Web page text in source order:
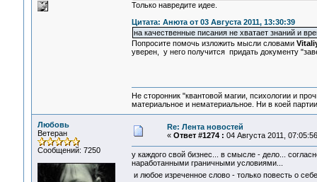
Только навредите идее.
Цитата: Анюта от 03 Августа 2011, 13:30:39
на качественные писания не хватает знаний и
Попросите помочь изложить мысли словами
уверен, у него получится придать документу
Не сторонник "квантовой магии, психологии и
материальное и нематериальное. Ни в коей
Любовь
Ветеран
Сообщений: 7250
Re: Лента новостей
« Ответ #1274 : 04 Августа 2011,
у каждого свой бизнес... в смысле - дело...
наработанными граничными условиями...
и любое изреченное слово - только повесть о